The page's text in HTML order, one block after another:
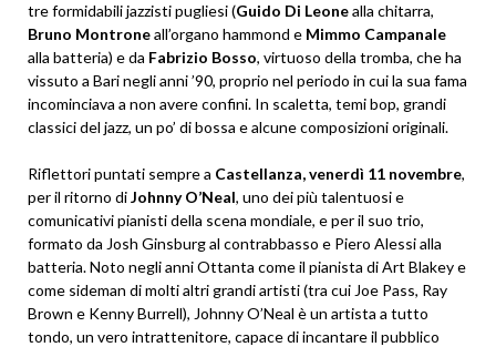
tre formidabili jazzisti pugliesi (Guido Di Leonealla chitarra,
Bruno Montroneall’organo hammond e Mimmo Campanale
alla batteria) e da Fabrizio Bosso, virtuoso della tromba, che ha
vissuto a Bari negli anni ’90, proprio nel periodo in cui la sua fama
incominciava a non avere confini. In scaletta, temi bop, grandi
classici del jazz, un po’ di bossa e alcune composizioni originali.
Riflettori puntati sempre a Castellanza, venerdì 11 novembre,
per il ritorno diJohnny O’Neal, uno dei più talentuosi e
comunicativi pianisti della scena mondiale, e per il suo trio,
formato da Josh Ginsburg al contrabbasso e Piero Alessi alla
batteria. Noto negli anni Ottanta come il pianista di Art Blakey e
come sideman di molti altri grandi artisti (tra cui Joe Pass, Ray
Brown e Kenny Burrell), Johnny O’Neal è un artista a tutto
tondo, un vero intrattenitore, capace di incantare il pubblico